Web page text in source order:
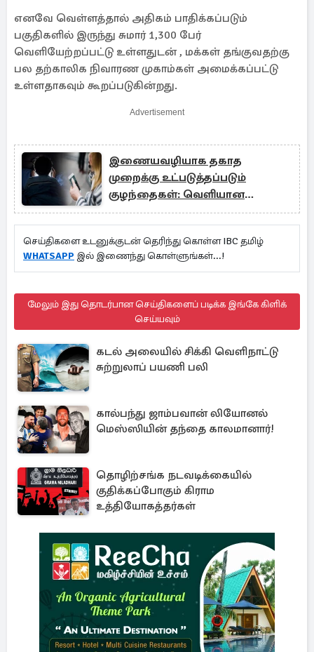
எனவே வெள்ளத்தால் அதிகம் பாதிக்கப்படும்
பகுதிகளில் இருந்து சுமார் 1,300 பேர்
வெளியேற்றப்பட்டு உள்ளதுடன் , மக்கள் தங்குவதற்கு
பல தற்காலிக நிவாரண முகாம்கள் அமைக்கப்பட்டு
உள்ளதாகவும் கூறப்படுகின்றது.
Advertisement
இணையவழியாக தகாத
முறைக்கு உட்படுத்தப்படும்
குழந்தைகள்: வெளியான
அதிர்ச்சி தகவல்
செய்திகளை உடனுக்குடன் தெரிந்து கொள்ள IBC தமிழ்
WHATSAPP இல் இணைந்து கொள்ளுங்கள்...!
மேலும் இது தொடர்பான செய்திகளைப் படிக்க இங்கே கிளிக்
செய்யவும்
கடல் அலையில் சிக்கி வெளிநாட்டு
சுற்றுலாப் பயணி பலி
கால்பந்து ஜாம்பவான் லியோனல்
மெஸ்ஸியின் தந்தை காலமானார்!
தொழிற்சங்க நடவடிக்கையில்
குதிக்கப்போகும் கிராம
உத்தியோகத்தர்கள்